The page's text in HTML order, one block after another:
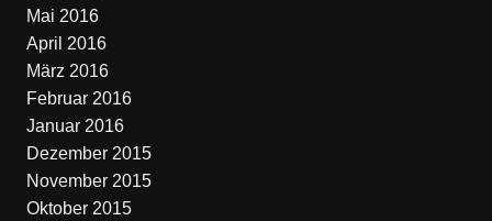
Mai 2016
April 2016
März 2016
Februar 2016
Januar 2016
Dezember 2015
November 2015
Oktober 2015